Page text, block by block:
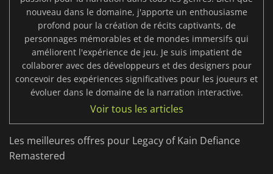
nouveau dans le domaine, j'apporte un enthousiasme
profond pour la création de récits captivants, de
personnages mémorables et de mondes immersifs qui
améliorent l'expérience de jeu. Je suis impatient de
collaborer avec des développeurs et des designers pour
concevoir des expériences significatives pour les joueurs et
évoluer dans le domaine de la narration interactive.
Voir tous les articles
Les meilleures offres pour Legacy of Kain Defiance
Remastered